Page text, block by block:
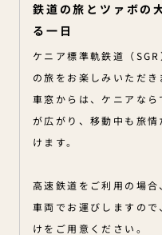
鉄道の旅とツァボ
る一日
ケニア標準軌鉄道（
の旅をお楽しみいただき
車窓からは、ケニアな
が広がり、移動中も旅
けます。
高速鉄道をご利用の場
車両でお運びしますの
けをご用意ください。